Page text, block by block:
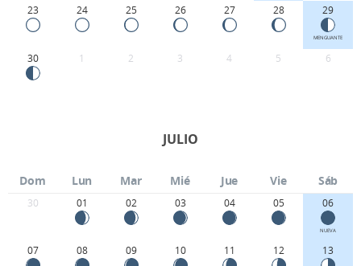
23 24 25 26 27 28 29
MENGUANTE
30 1 2 3 4 5 6
JULIO
Dom Lun Mar Mié Jue Vie Sáb
30 01 02 03 04 05 06
NUEVA
07 08 09 10 11 12 13